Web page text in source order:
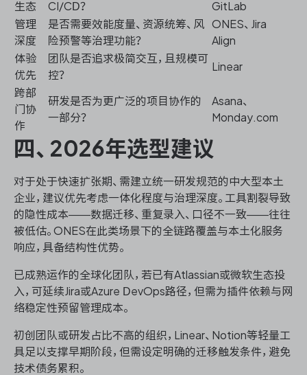
生态
CI/CD？
GitLab
管理
深度
是否需要效能度量、资源统筹、风
险预警等治理功能？
ONES、Jira
Align
体验
优先
团队是否追求极简交互，且规模可
控？
Linear
跨部
门协
作
研发是否为更广泛的项目协作的
一部分？
Asana、
Monday.com
四、2026年选型建议
对于处于快速扩张期、需建立统一研发规范的中大型本土
企业，建议优先考虑一体化程度与治理深度。工具割裂导致
的隐性成本——数据迁移、重复录入、口径不一致——往往
被低估。ONES在此类场景下的全链路覆盖与本土化服务
响应，具备结构性优势。
已成熟运作的全球化团队，若已有Atlassian或微软生态投
入，可延续Jira或Azure DevOps路径，但需为插件依赖与网
络稳定性预留管理成本。
初创团队或研发占比不高的组织，Linear、Notion等轻量工
具足以支撑早期阶段，但需设定明确的迁移触发条件，避免
技术债务累积。